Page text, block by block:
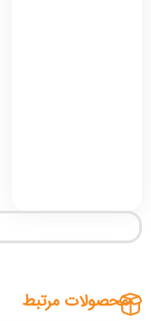
محصولات مرتبط